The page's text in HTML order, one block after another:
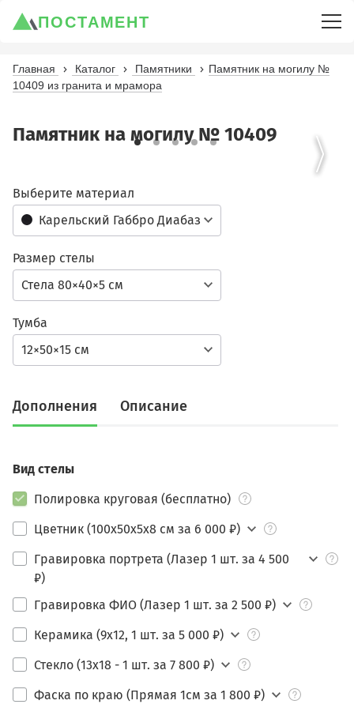
ПОСТАМЕНТ
Главная Каталог Памятники
Памятник на могилу №
10409 из гранита и мрамора
Памятник на могилу № 10409
Карельский Габбро Диабаз
Выберите материал
Стела 80×40×5 см
Размер стелы
12×50×15 см
Тумба
Дополнения Описание
Вид стелы
Полировка круговая (бесплатно)
Цветник (100х50х5х8 см за 6 000 ₽)
Гравировка портрета (Лазер 1 шт. за 4 500
₽)
Гравировка ФИО (Лазер 1 шт. за 2 500 ₽)
Керамика (9х12, 1 шт. за 5 000 ₽)
Стекло (13х18 - 1 шт. за 7 800 ₽)
Фаска по краю (Прямая 1см за 1 800 ₽)